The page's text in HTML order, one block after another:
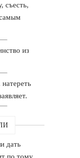
съесть,
из
дать
по тому